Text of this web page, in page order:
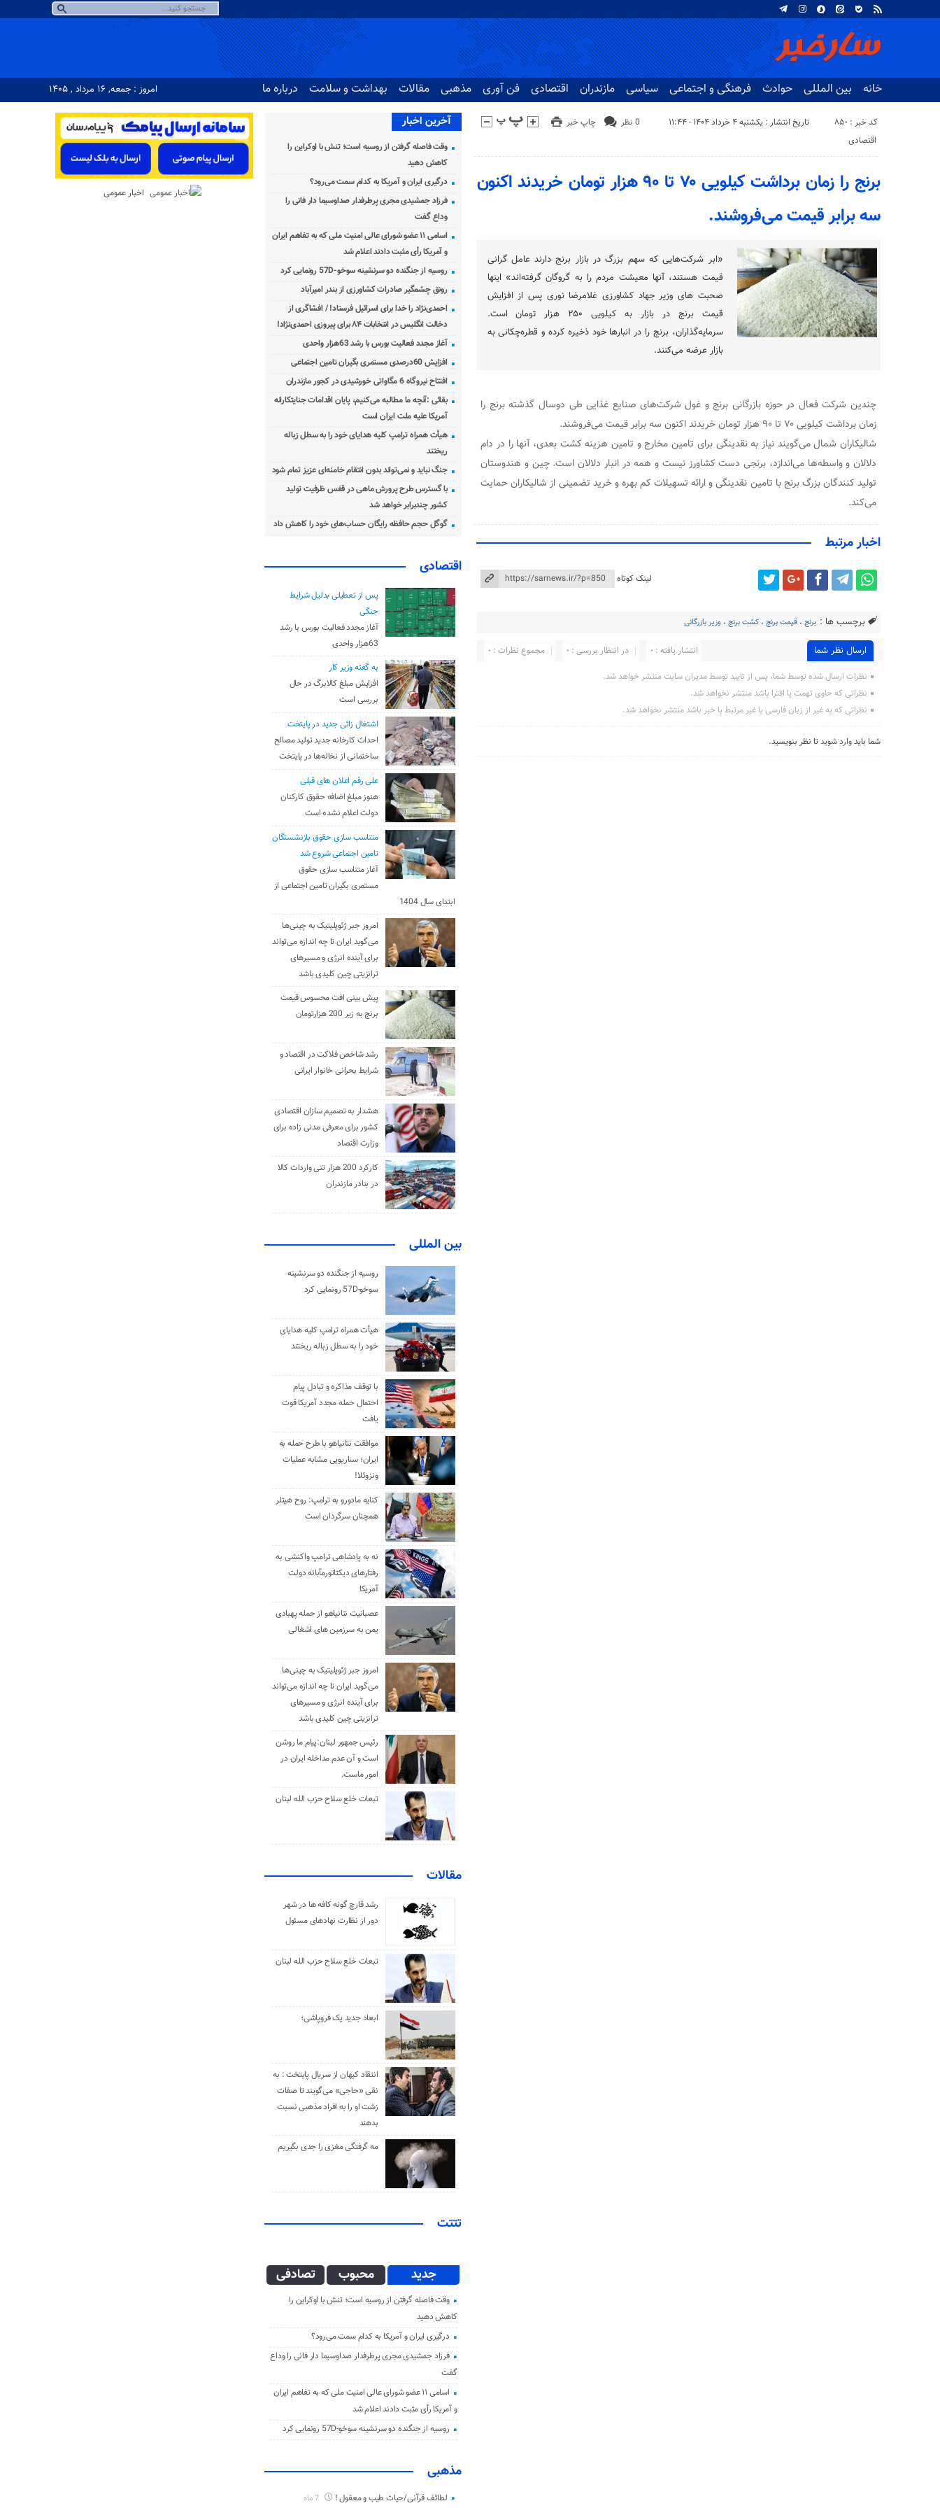
خانه بین المللی حوادث فرهنگی و اجتماعی سیاسی مازندران اقتصادی فن آوری مذهبی مقالات بهداشت و سلامت درباره ما امروز : جمعه, ۱۶ مرداد , ۱۴۰۵
کد خبر : 850 تاریخ انتشار : یکشنبه ۴ خرداد ۱۴۰۴ - ۱۱:۴۴ چاپ خبر
0 نظر
اقتصادی
برنج را زمان برداشت کیلویی ۷۰ تا ۹۰ هزار تومان خریدند اکنون
سه برابر قیمت می‌فروشند.
«ابر شرکت‌هایی که سهم بزرگ در بازار برنج دارند عامل گرانی
قیمت هستند، آنها معیشت مردم را به گروگان گرفته‌اند» اینها
صحبت های وزیر جهاد کشاورزی غلامرضا نوری پس از افزایش
قیمت برنج در بازار به کیلویی ۲۵۰ هزار تومان است.
سرمایه‌گذاران،‌ برنج را در انبارها خود ذخیره کرده و قطره‌چکانی به
بازار عرضه می‌کنند.
چندین شرکت فعال در حوزه بازرگانی برنج و غول شرکت‌های صنایع غذایی طی دوسال گذشته برنج را
زمان برداشت کیلویی ۷۰ تا ۹۰ هزار تومان خریدند اکنون سه برابر قیمت می‌فروشند.
شالیکاران شمال می‌گویند نیاز به نقدینگی برای تامین مخارج و تامین هزینه کشت بعدی، آنها را در دام
دلالان و واسطه‌ها می‌اندازد، برنجی دست کشاورز نیست و همه در انبار دلالان است. چین و هندوستان
تولید کنندگان بزرگ برنج با تامین نقدینگی و ارائه تسهیلات کم بهره و خرید تضمینی از شالیکاران حمایت
می‌کند.
اخبار مرتبط
لینک کوتاه
برچسب ها : برنج ،قیمت برنج ،کشت برنج ،وزیر بازرگانی
ارسال نظر شما مجموع نظرات : 0 در انتظار بررسی : 0 انتشار یافته : 0
نظرات ارسال شده توسط شما، پس از تایید توسط مدیران سایت منتشر خواهد شد.
نظراتی که حاوی تهمت یا افترا باشد منتشر نخواهد شد.
نظراتی که به غیر از زبان فارسی یا غیر مرتبط با خبر باشد منتشر نخواهد شد.
شما بایدوارد شویدتا نظر بنویسید.
آخرین اخبار
وقت فاصله گرفتن از روسیه است؛ تنش با اوکراین را
کاهش دهید
درگیری ایران و آمریکا به کدام سمت می‌رود؟
فرزاد جمشیدی مجری پرطرفدار صداوسیما دار فانی را
وداع گفت
اسامی ۱۱ عضو شورای عالی امنیت ملی که به تفاهم ایران
و آمریکا رأی مثبت دادند اعلام شد
روسیه از جنگنده دو سرنشینه سوخو-57D رونمایی کرد
رونق چشمگیر صادرات کشاورزی از بندر امیرآباد
احمدی‌نژاد را خدا برای اسرائیل فرستاد! / افشاگری از
دخالت انگلیس در انتخابات ۸۴ برای پیروزی احمدی‌نژاد!
آغاز مجدد فعالیت بورس با رشد 63هزار واحدی
افزایش 60درصدی مستمری بگیران تامین اجتماعی
افتتاح نیروگاه 6 مگاواتی خورشیدی در کجور مازندران
بقائی :آنچه ما مطالبه می‌کنیم، پایان اقدامات جنایتکارانه
آمریکا علیه ملت ایران است
هیأت همراه ترامپ کلیه هدایای خود را به سطل زباله
ریختند
جنگ نباید و نمی‌تواند بدون انتقام خامنه‌ای عزیز تمام شود
با گسترس طرح پرورش ماهی در قفس ظرفیت تولید
کشور چندبرابر خواهد شد
گوگل حجم حافظه رایگان حساب‌های خود را کاهش داد
اقتصادی
پس از تعطیلی بدلیل شرایط
جنگی
آغاز مجدد فعالیت بورس با رشد
63هزار واحدی
به گفته وزیر کار
افزایش مبلغ کالابرگ در حال
بررسی است
اشتغال زائی جدید در پایتخت
احداث کارخانه جدید تولید مصالح
ساختمانی از نخاله‌ها در پایتخت
علی رقم اعلان های قبلی
هنوز مبلغ اضافه حقوق کارکنان
دولت اعلام نشده است
متناسب سازی حقوق بازنشستگان
تامین اجتماعی شروع شد
آغاز متناسب سازی حقوق
مستمری بگیران تامین اجتماعی از
ابتدای سال 1404
امروز جبر ژئوپلیتیک به چینی‌ها
می‌گوید ایران تا چه اندازه می‌تواند
برای آینده انرژی و مسیرهای
ترانزیتی چین کلیدی باشد
پیش بینی افت محسوس قیمت
برنج به زیر 200 هزارتومان
رشد شاخص فلاکت در اقتصاد و
شرایط بحرانی خانوار ایرانی
هشدار به تصمیم سازان اقتصادی
کشور برای معرفی مدنی زاده برای
وزارت اقتصاد
کارکرد 200 هزار تنی واردات کالا
در بنادر مازندران
بین المللی
روسیه از جنگنده دو سرنشینه
سوخو-57D رونمایی کرد
هیأت همراه ترامپ کلیه هدایای
خود را به سطل زباله ریختند
با توقف مذاکره و تبادل پیام
احتمال حمله مجدد آمریکا قوت
یافت
موافقت نتانیاهو با طرح حمله به
ایران؛ سناریویی مشابه عملیات
ونزوئلا!
کنایه مادورو به ترامپ: روح هیتلر
همچنان سرگردان است
نه به پادشاهی ترامپ واکنشی به
رفتارهای دیکتاتورمآبانه دولت
آمریکا
عصبانیت نتانیاهو از حمله پهبادی
یمن به سرزمین های اشغالی
امروز جبر ژئوپلیتیک به چینی‌ها
می‌گوید ایران تا چه اندازه می‌تواند
برای آینده انرژی و مسیرهای
ترانزیتی چین کلیدی باشد
رئیس جمهور لبنان:پیام ما روشن
است و آن عدم مداخله ایران در
امور ماست.
تبعات خلع سلاح حزب الله لبنان
مقالات
رشد قارچ گونه کافه ها در شهر
دور از نظارت نهادهای مسئول
تبعات خلع سلاح حزب الله لبنان
ابعاد جدید یک فروپاشی؛
انتقاد کیهان از سریال پایتخت : به
نقی «حاجی» می‌گویند تا صفات
زشت او را به افراد مذهبی نسبت
بدهند
مه گرفتگی مغزی را جدی بگیریم
تتتت
جدید محبوب تصادفی
وقت فاصله گرفتن از روسیه است؛ تنش با اوکراین را
کاهش دهید
درگیری ایران و آمریکا به کدام سمت می‌رود؟
فرزاد جمشیدی مجری پرطرفدار صداوسیما دار فانی را وداع
گفت
اسامی ۱۱ عضو شورای عالی امنیت ملی که به تفاهم ایران
و آمریکا رأی مثبت دادند اعلام شد
روسیه از جنگنده دو سرنشینه سوخو-57D رونمایی کرد
مذهبی
لطائف قرآنی/حیات طیب و معقول !
اخبار عمومی